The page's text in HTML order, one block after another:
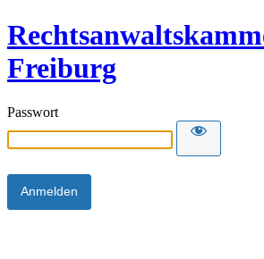
Freiburg
Passwort